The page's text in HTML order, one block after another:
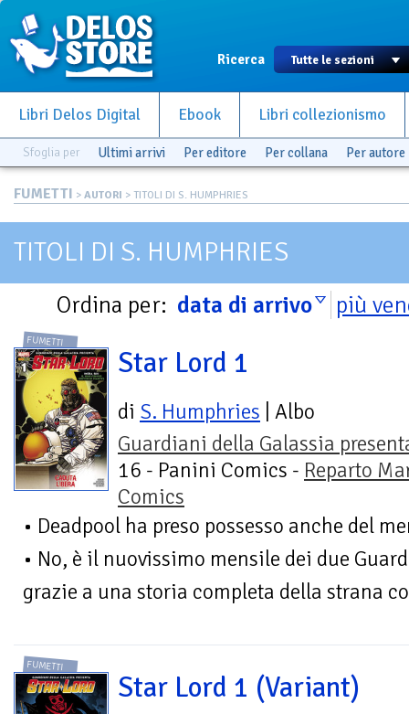
Ricerca
Libri Delos Digital Ebook Libri collezionismo
Sfoglia per Ultimi arrivi Per editore Per collana Per autore
FUMETTI > AUTORI > TITOLI DI S. HUMPHRIES
TITOLI DI S. HUMPHRIES
Ordina per: data di arrivo più
FUMETTI
Star Lord 1
di S. Humphries | Albo
Guardiani della Galassia
16 - Panini Comics - Reparto
Comics
• Deadpool ha preso possesso anche del
• No, è il nuovissimo mensile dei due
grazie a una storia completa della strana
FUMETTI
Star Lord 1 (Variant)